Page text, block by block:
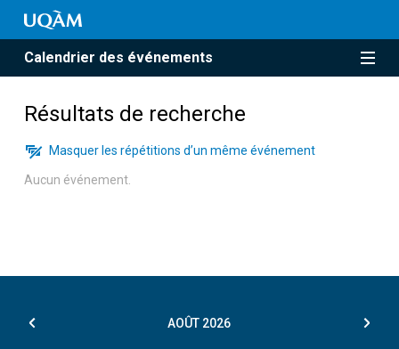
Calendrier des événements
Résultats de recherche
Masquer les répétitions d’un même événement
Aucun événement.
AOÛT 2026